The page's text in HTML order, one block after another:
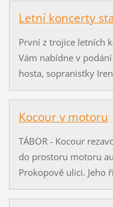
Letní koncerty
První z trojice letních
Vám nabídne v
hosta, sopranistky
Kocour v motoru
TÁBOR - Kocour
do prostoru motoru
Prokopově ulici. Jeho